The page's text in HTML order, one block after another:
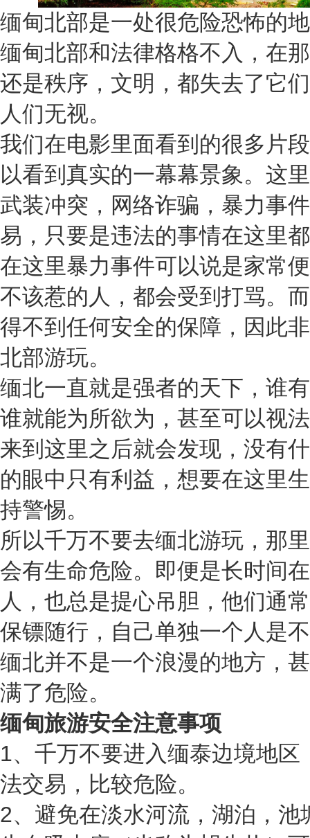
缅甸北部是一处很危险恐怖的
缅甸北部和法律格格不入，在
还是秩序，文明，都失去了它
人们无视。
我们在电影里面看到的很多片
以看到真实的一幕幕景象。这
武装冲突，网络诈骗，暴力事
易，只要是违法的事情在这里
在这里暴力事件可以说是家常
不该惹的人，都会受到打骂。
得不到任何安全的保障，因此
北部游玩。
缅北一直就是强者的天下，谁
谁就能为所欲为，甚至可以视
来到这里之后就会发现，没有
的眼中只有利益，想要在这里
持警惕。
所以千万不要去缅北游玩，那
会有生命危险。即便是长时间
人，也总是提心吊胆，他们通
保镖随行，自己单独一个人是
缅北并不是一个浪漫的地方，
满了危险。
缅甸旅游安全注意事项
1、千万不要进入缅泰边境地
法交易，比较危险。
2、避免在淡水河流，湖泊，池